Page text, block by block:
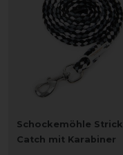
Schockemöhle Strick
Catch mit Karabiner